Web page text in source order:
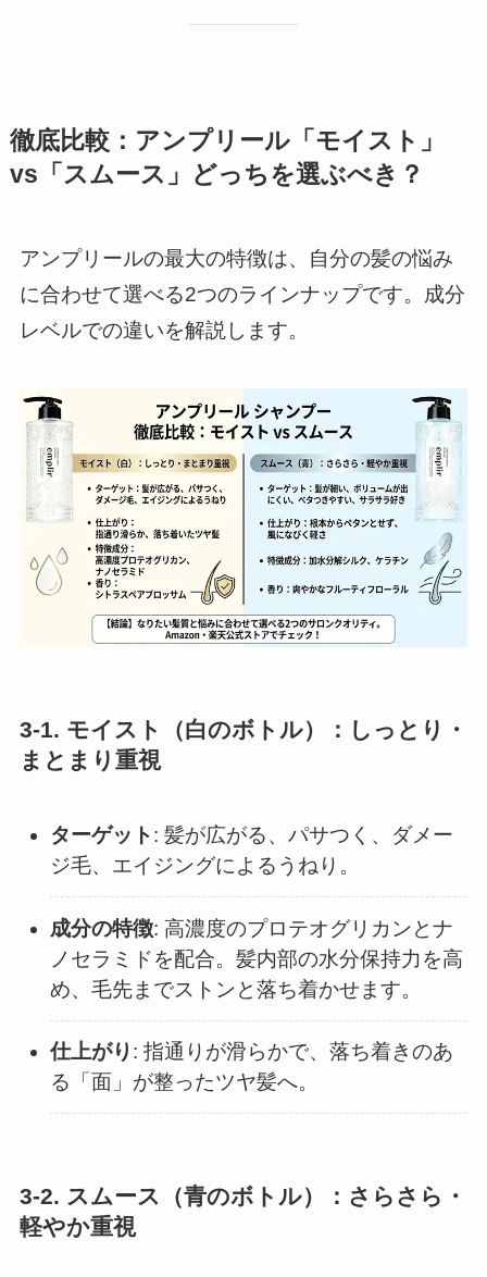
徹底比較：アンプリール「モイスト」
vs「スムース」どっちを選ぶべき？
アンプリールの最大の特徴は、自分の髪の悩み
に合わせて選べる2つのラインナップです。成分
レベルでの違いを解説します。
3-1. モイスト（白のボトル）：しっとり・
まとまり重視
ターゲット: 髪が広がる、パサつく、ダメー
ジ毛、エイジングによるうねり。
成分の特徴: 高濃度のプロテオグリカンとナ
ノセラミドを配合。髪内部の水分保持力を高
め、毛先までストンと落ち着かせます。
仕上がり : 指通りが滑らかで、落ち着きのあ
る「面」が整ったツヤ髪へ。
3-2. スムース（青のボトル）：さらさら・
軽やか重視